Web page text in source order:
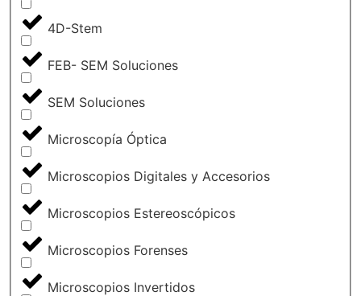
4D-Stem
FEB- SEM Soluciones
SEM Soluciones
Microscopía Óptica
Microscopios Digitales y Accesorios
Microscopios Estereoscópicos
Microscopios Forenses
Microscopios Invertidos